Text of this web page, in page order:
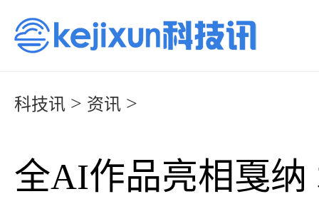
科技讯 > 资讯 >
全AI作品亮相戛